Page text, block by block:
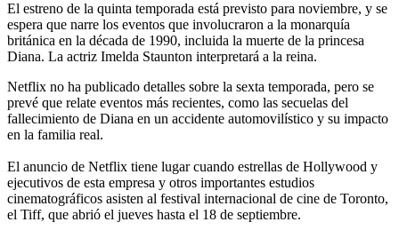
El estreno de la quinta temporada está previsto para noviembre, y se
espera que narre los eventos que involucraron a la monarquía
británica en la década de 1990, incluida la muerte de la princesa
Diana. La actriz Imelda Staunton interpretará a la reina.
Netflix no ha publicado detalles sobre la sexta temporada, pero se
prevé que relate eventos más recientes, como las secuelas del
fallecimiento de Diana en un accidente automovilístico y su impacto
en la familia real.
El anuncio de Netflix tiene lugar cuando estrellas de Hollywood y
ejecutivos de esta empresa y otros importantes estudios
cinematográficos asisten al festival internacional de cine de Toronto,
el Tiff, que abrió el jueves hasta el 18 de septiembre.